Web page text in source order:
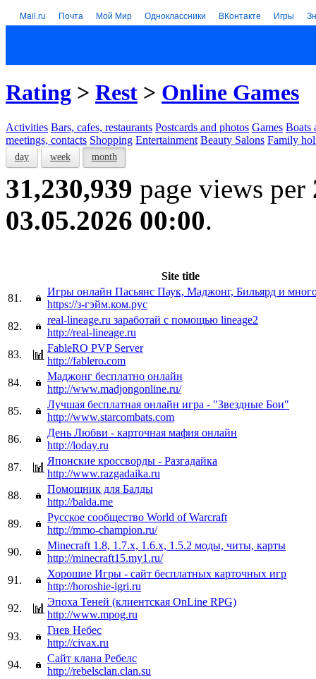
Mail.ru Почта Мой Мир Одноклассники ВКонтакте Игры
Rating > Rest > Online Games
Activities Bars, cafes, restaurants Postcards and photos Games Boats
meetings, contacts Shopping Entertainment Beauty Salons Family
day week month
31,230,939 page views per
03.05.2026 00:00.
Site title
81.
Игры онлайн Пасьянс Паук, Маджонг, Бильярд и
https://з-гэйм.ком.рус
82.
real-lineage.ru заработай с помощью lineage2
http://real-lineage.ru
83.
FableRO PVP Server
http://fablero.com
84.
Маджонг бесплатно онлайн
http://www.madjongonline.ru/
85.
Лучшая бесплатная онлайн игра - "Звездные Бои"
http://www.starcombats.com
86.
День Любви - карточная мафия онлайн
http://loday.ru
87.
Японские кроссворды - Разгадайка
http://www.razgadaika.ru
88.
Помощник для Балды
http://balda.me
89.
Русское сообщество World of Warcraft
http://mmo-champion.ru/
90.
Minecraft 1.8, 1.7.x, 1.6.x, 1.5.2 моды, читы, карты
http://minecraft15.my1.ru/
91.
Хорошие Игры - сайт бесплатных карточных игр
http://horoshie-igri.ru
92.
Эпоха Теней (клиентская OnLine RPG)
http://www.mpog.ru
93.
Гнев Небес
http://civax.ru
94.
Сайт клана Ребелс
http://rebelsclan.clan.su